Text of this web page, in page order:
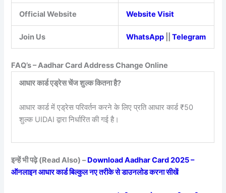
Official Website Website Visit
Join Us WhatsApp ||Telegram
FAQ’s – Aadhar Card Address Change Online
आधार कार्ड एड्रेस चेंज शुल्क कितना है?
आधार कार्ड में एड्रेस परिवर्तन करने के लिए प्रति आधार कार्ड ₹50
शुल्क UIDAI द्वारा निर्धारित की गई है।
इन्हें भी पढ़े (Read Also) –Download Aadhar Card 2025 –
ऑनलाइन आधार कार्ड बिल्कुल नए तरीके से डाउनलोड करना सीखें